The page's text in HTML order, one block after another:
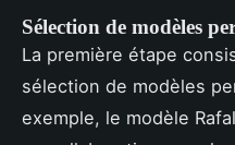
Sélection de modèles
La première étape
sélection de modèles
exemple, le modèle